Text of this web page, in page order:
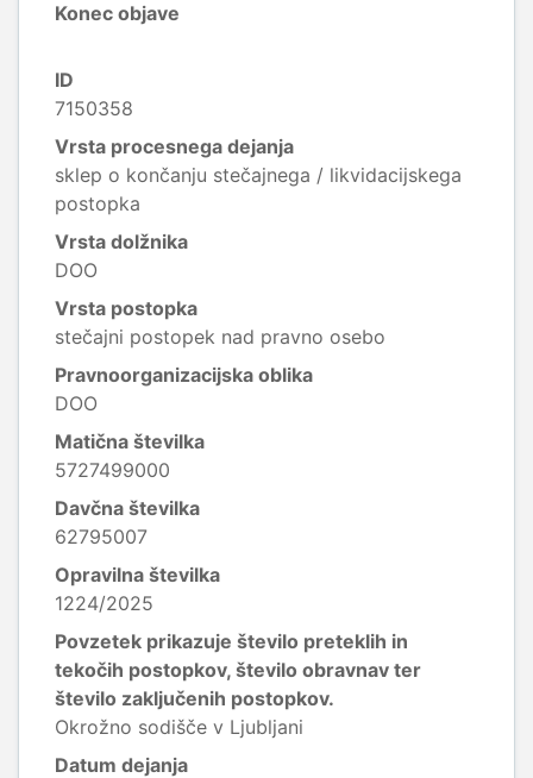
Konec objave
ID
7150358
Vrsta procesnega dejanja
sklep o končanju stečajnega / likvidacijskega
postopka
Vrsta dolžnika
DOO
Vrsta postopka
stečajni postopek nad pravno osebo
Pravnoorganizacijska oblika
DOO
Matična številka
5727499000
Davčna številka
62795007
Opravilna številka
1224/2025
Povzetek prikazuje število preteklih in
tekočih postopkov, število obravnav ter
število zaključenih postopkov.
Okrožno sodišče v Ljubljani
Datum dejanja